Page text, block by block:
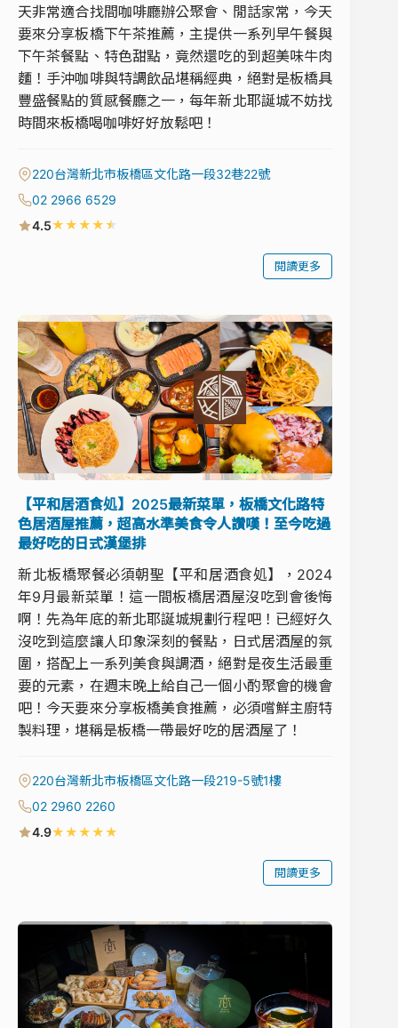
天非常適合找間咖啡廳辦公聚會、閒話家常，今天
要來分享板橋下午茶推薦，主提供一系列早午餐與
下午茶餐點、特色甜點，竟然還吃的到超美味牛肉
麵！手沖咖啡與特調飲品堪稱經典，絕對是板橋具
豐盛餐點的質感餐廳之一，每年新北耶誕城不妨找
時間來板橋喝咖啡好好放鬆吧！
220台灣新北市板橋區文化路一段32巷22號
02 2966 6529
4.5★★★★★
閱讀更多
【平和居酒食処】2025最新菜單，板橋文化路特
色居酒屋推薦，超高水準美食令人讚嘆！至今吃過
最好吃的日式漢堡排
新北板橋聚餐必須朝聖【平和居酒食処】，2024
年9月最新菜單！這一間板橋居酒屋沒吃到會後悔
啊！先為年底的新北耶誕城規劃行程吧！已經好久
沒吃到這麼讓人印象深刻的餐點，日式居酒屋的氛
圍，搭配上一系列美食與調酒，絕對是夜生活最重
要的元素，在週末晚上給自己一個小酌聚會的機會
吧！今天要來分享板橋美食推薦，必須嚐鮮主廚特
製料理，堪稱是板橋一帶最好吃的居酒屋了！
220台灣新北市板橋區文化路一段219-5號1樓
02 2960 2260
4.9★★★★★
閱讀更多